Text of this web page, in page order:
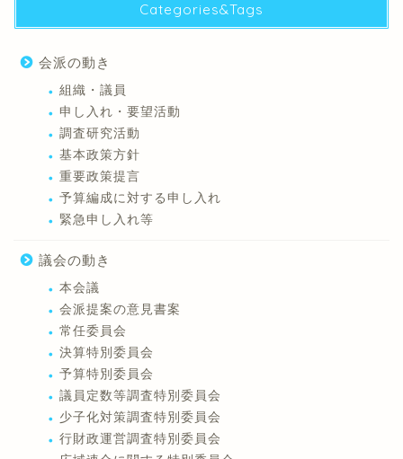
Categories&Tags
会派の動き
組織・議員
申し入れ・要望活動
調査研究活動
基本政策方針
重要政策提言
予算編成に対する申し入れ
緊急申し入れ等
議会の動き
本会議
会派提案の意見書案
常任委員会
決算特別委員会
予算特別委員会
議員定数等調査特別委員会
少子化対策調査特別委員会
行財政運営調査特別委員会